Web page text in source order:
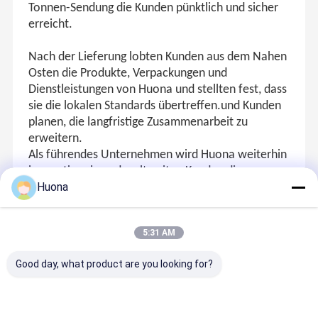
Tonnen-Sendung die Kunden pünktlich und sicher
erreicht.
Nach der Lieferung lobten Kunden aus dem Nahen
Osten die Produkte, Verpackungen und
Dienstleistungen von Huona und stellten fest, dass
sie die lokalen Standards übertreffen.und Kunden
planen, die langfristige Zusammenarbeit zu
erweitern.
Als führendes Unternehmen wird Huona weiterhin
innovativ sein und weltweiten Kunden dienen.
Huona
5:31 AM
Good day, what product are you looking for?